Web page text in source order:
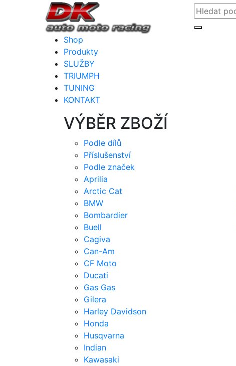
Shop
Produkty
SLUŽBY
TRIUMPH
TUNING
KONTAKT
VÝBĚR ZBOŽÍ
Podle dílů
Příslušenství
Podle značek
Aprilia
Arctic Cat
BMW
Bombardier
Buell
Cagiva
Can-Am
CF Moto
Ducati
Gas Gas
Gilera
Harley Davidson
Honda
Husqvarna
Indian
Kawasaki